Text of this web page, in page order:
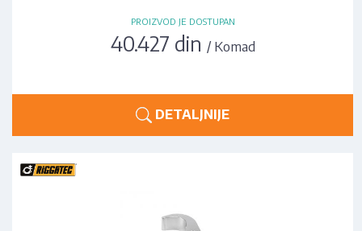
PROIZVOD JE DOSTUPAN
40.427 din / Komad
DETALJNIJE